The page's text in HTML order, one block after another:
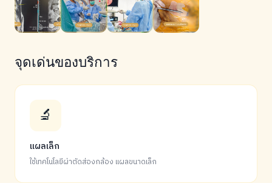
จุดเด่นของบริการ
🔬
แผลเล็ก
ใช้เทคโนโลยีผ่าตัดส่องกล้อง แผลขนาดเล็ก